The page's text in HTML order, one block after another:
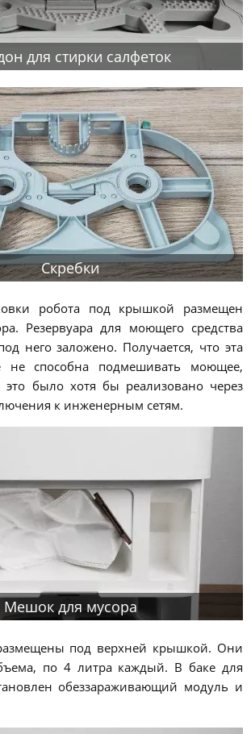
для стирки салфеток
Скребки
робота под крышкой размещен
Резервуара для моющего средства
него заложено. Получается, что эта
не способна подмешивать моющее,
было хотя бы реализовано через
к инженерным сетям.
Мешок для мусора
под верхней крышкой. Они
по 4 литра каждый. В баке для
обеззараживающий модуль и